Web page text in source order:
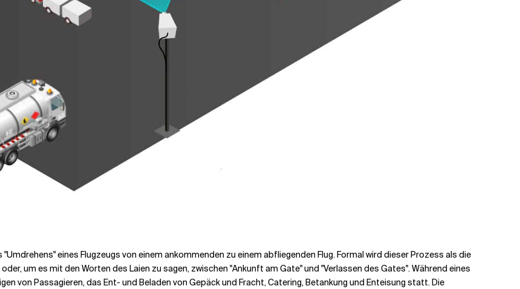
eines Flugzeugs von einem ankommenden zu einem abfliegenden Flug. Formal wird dieser Prozess als die
um es mit den Worten des Laien zu sagen, zwischen "Ankunft am Gate" und "Verlassen des Gates". Während eines
von Passagieren, das Ent- und Beladen von Gepäck und Fracht, Catering, Betankung und Enteisung statt. Die